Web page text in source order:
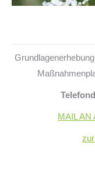
MAIL AN